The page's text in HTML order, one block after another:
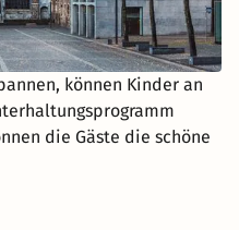
können Kinder an
die Gäste die schöne